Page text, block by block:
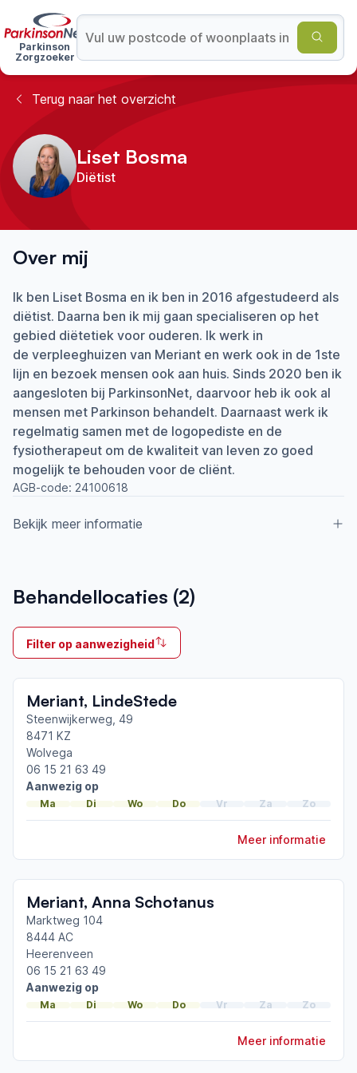
Parkinson
Zorgzoeker
Terug naar het overzicht
Liset Bosma
Diëtist
Over mij
Ik ben Liset Bosma en ik ben in 2016 afgestudeerd als
diëtist. Daarna ben ik mij gaan specialiseren op het
gebied diëtetiek voor ouderen. Ik werk in
de verpleeghuizen van Meriant en werk ook in de 1ste
lijn en bezoek mensen ook aan huis. Sinds 2020 ben ik
aangesloten bij ParkinsonNet, daarvoor heb ik ook al
mensen met Parkinson behandelt. Daarnaast werk ik
regelmatig samen met de logopediste en de
fysiotherapeut om de kwaliteit van leven zo goed
mogelijk te behouden voor de cliënt.
AGB-code: 24100618
Bekijk meer informatie
2021
Ik behandel
Op locatie & Thuis
netwerk
Friesland
Afgeronde ParkinsonNet-scholingen
ParkinsonNet congres 2025
ParkinsonNet congres 2023
ParkinsonNet congres 2021
Behandellocaties (2)
Filter op aanwezigheid
Meriant, LindeStede
Steenwijkerweg, 49
8471 KZ
Wolvega
06 15 21 63 49
Aanwezig op
Ma Di Wo Do Vr Za Zo
Meer informatie
Meriant, Anna Schotanus
Marktweg 104
8444 AC
Heerenveen
06 15 21 63 49
Aanwezig op
Ma Di Wo Do Vr Za Zo
Meer informatie